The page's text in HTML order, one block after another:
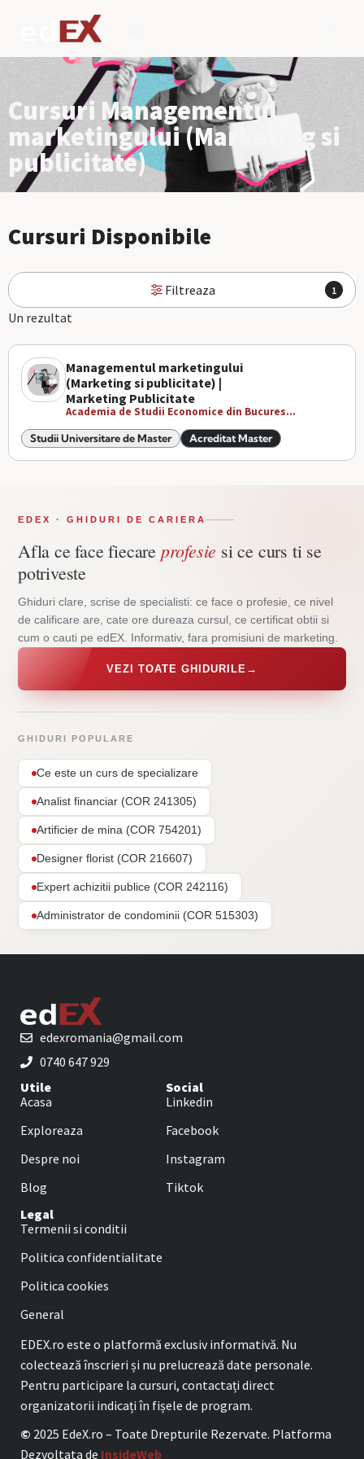
Cursuri Managementul
marketingului (Marketing si
publicitate)
Cursuri Disponibile
Filtreaza 1
Un rezultat
Managementul marketingului
(Marketing si publicitate) |
Marketing Publicitate
Academia de Studii Economice din Bucures...
Studii Universitare de Master Acreditat Master
EDEX · GHIDURI DE CARIERA
Afla ce face fiecare profesie si ce curs ti se
potriveste
Ghiduri clare, scrise de specialisti: ce face o profesie, ce nivel
de calificare are, cate ore dureaza cursul, ce certificat obtii si
cum o cauti pe edEX. Informativ, fara promisiuni de marketing.
VEZI TOATE GHIDURILE →
GHIDURI POPULARE
Ce este un curs de specializare
Analist financiar (COR 241305)
Artificier de mina (COR 754201)
Designer florist (COR 216607)
Expert achizitii publice (COR 242116)
Administrator de condominii (COR 515303)
edexromania@gmail.com
0740 647 929
Utile
Acasa
Exploreaza
Despre noi
Blog
Social
Linkedin
Facebook
Instagram
Tiktok
Legal
Termenii si conditii
Politica confidentialitate
Politica cookies
General
EDEX.ro este o platformă exclusiv informativă. Nu
colectează înscrieri și nu prelucrează date personale.
Pentru participare la cursuri, contactați direct
organizatorii indicați în fișele de program.
© 2025 EdeX.ro – Toate Drepturile Rezervate. Platforma
Dezvoltata de InsideWeb